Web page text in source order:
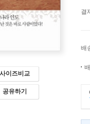
사이즈비교
공유하기
결
배